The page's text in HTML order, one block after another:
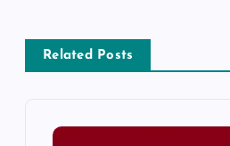
v
Related Posts